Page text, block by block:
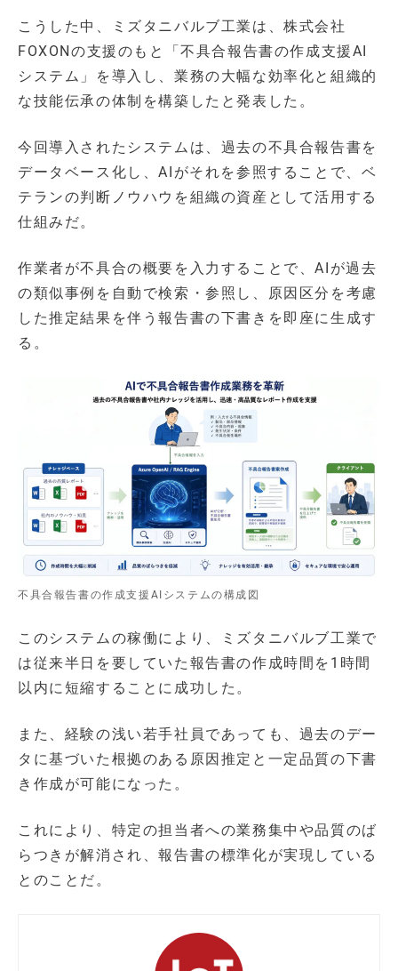
こうした中、ミズタニバルブ工業は、株式会社
FOXONの支援のもと「不具合報告書の作成支援AI
システム」を導入し、業務の大幅な効率化と組織的
な技能伝承の体制を構築したと発表した。
今回導入されたシステムは、過去の不具合報告書を
データベース化し、AIがそれを参照することで、ベ
テランの判断ノウハウを組織の資産として活用する
仕組みだ。
作業者が不具合の概要を入力することで、AIが過去
の類似事例を自動で検索・参照し、原因区分を考慮
した推定結果を伴う報告書の下書きを即座に生成す
る。
不具合報告書の作成支援AIシステムの構成図
このシステムの稼働により、ミズタニバルブ工業で
は従来半日を要していた報告書の作成時間を1時間
以内に短縮することに成功した。
また、経験の浅い若手社員であっても、過去のデー
タに基づいた根拠のある原因推定と一定品質の下書
き作成が可能になった。
これにより、特定の担当者への業務集中や品質のば
らつきが解消され、報告書の標準化が実現している
とのことだ。